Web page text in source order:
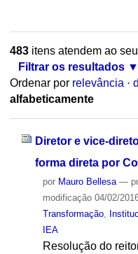
483itens atendem ao
Filtrar os resultados
Ordenar por relevância ·
alfabeticamente
Diretor e vice-
forma direta por
por Mauro Bellesa —
modificação04/02/
Transformação,
IEA
Resolução do